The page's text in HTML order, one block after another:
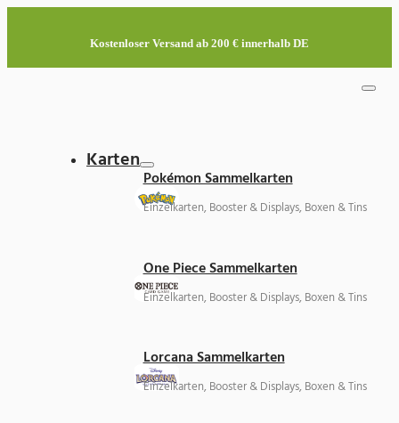
Kostenloser Versand ab 200 € innerhalb DE
Karten
Pokémon Sammelkarten
Einzelkarten, Booster & Displays, Boxen & Tins
One Piece Sammelkarten
Einzelkarten, Booster & Displays, Boxen & Tins
Lorcana Sammelkarten
Einzelkarten, Booster & Displays, Boxen & Tins